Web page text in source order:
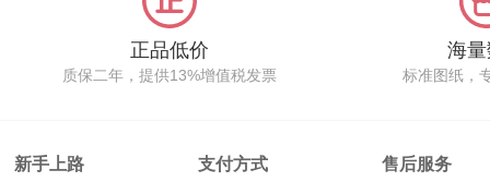
正品低价
质保二年，提供13%增值税发票
海
标准图纸，
新手上路 支付方式 售后服务